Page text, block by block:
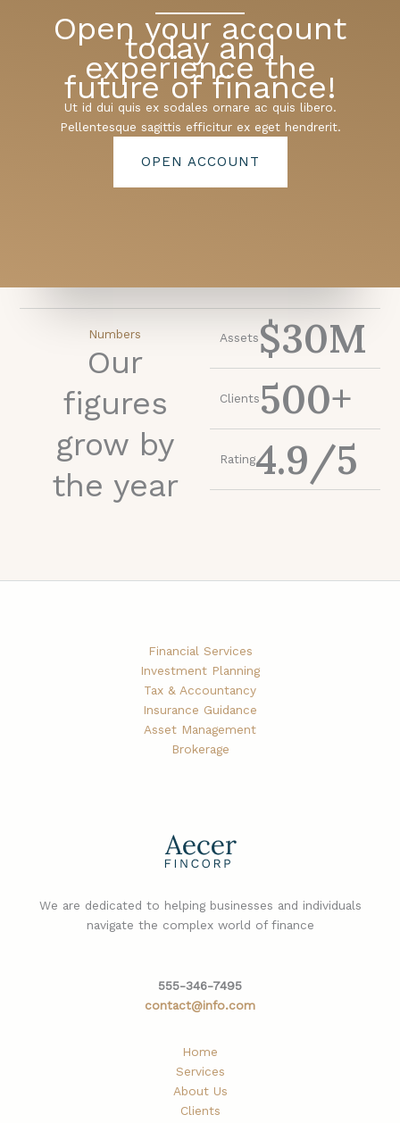
Open your account
today and
experience the
future of finance!
Ut id dui quis ex sodales ornare ac quis libero.
Pellentesque sagittis efficitur ex eget hendrerit.
OPEN ACCOUNT
Numbers
Our
figures
grow by
the year
Assets$30M
Clients500+
Rating4.9/5
Financial Services
Investment Planning
Tax & Accountancy
Insurance Guidance
Asset Management
Brokerage
We are dedicated to helping businesses and individuals
navigate the complex world of finance
555-346-7495
contact@info.com
Home
Services
About Us
Clients